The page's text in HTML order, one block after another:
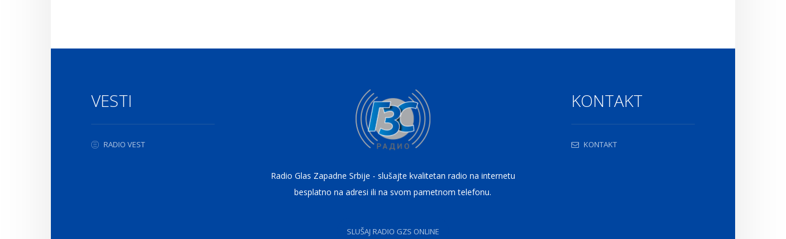
VESTI
RADIO VEST
Radio Glas Zapadne Srbije - slušajte kvalitetan radio na internetu
besplatno na adresi ili na svom pametnom telefonu.
SLUŠAJ RADIO GZS ONLINE
KONTAKT
KONTAKT